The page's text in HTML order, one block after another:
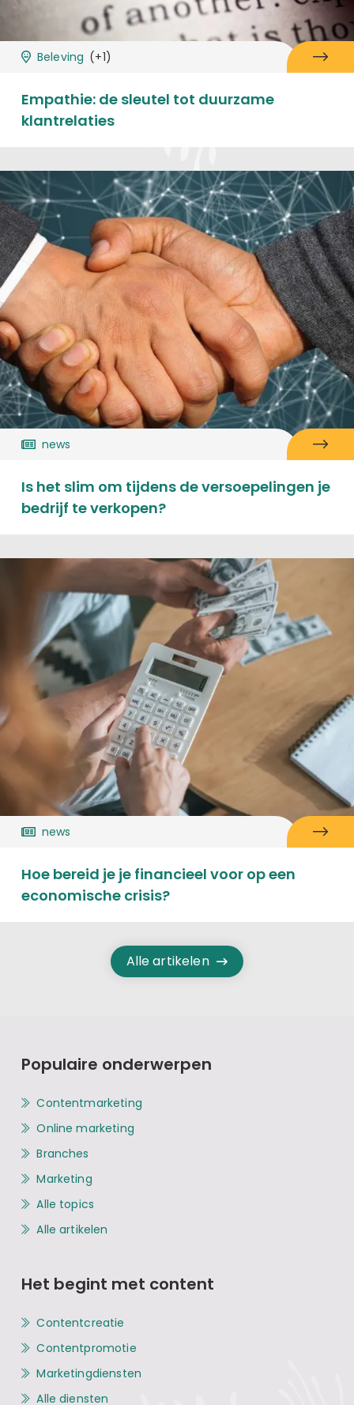
Beleving (+1)
Empathie: de sleutel tot duurzame
klantrelaties
news
Is het slim om tijdens de versoepelingen je
bedrijf te verkopen?
news
Hoe bereid je je financieel voor op een
economische crisis?
Alle artikelen
Populaire onderwerpen
Contentmarketing
Online marketing
Branches
Marketing
Alle topics
Alle artikelen
Het begint met content
Contentcreatie
Contentpromotie
Marketingdiensten
Alle diensten